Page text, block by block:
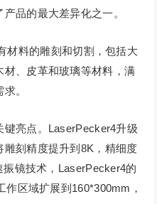
品的最大差异化之一。
材料的雕刻和切割，包括大
、皮革和玻璃等材料，满
。
亮点。LaserPecker4升级
刻精度提升到8K，精细度
镜技术，LaserPecker4的
区域扩展到160*300mm，